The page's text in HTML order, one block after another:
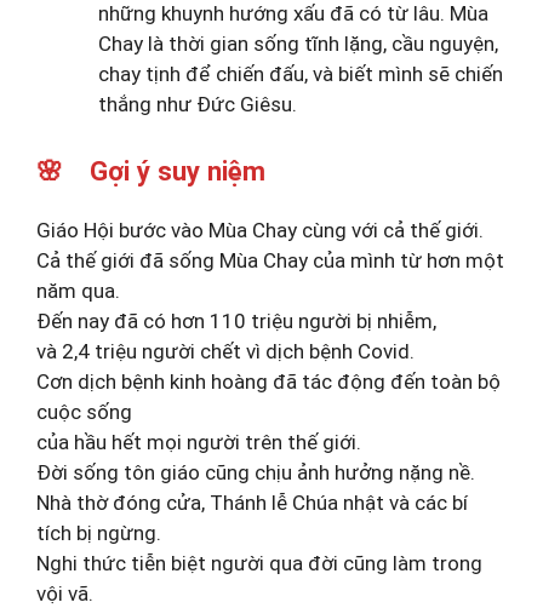
những khuynh hướng xấu đã có từ lâu. Mùa
Chay là thời gian sống tĩnh lặng, cầu nguyện,
chay tịnh để chiến đấu, và biết mình sẽ chiến
thắng như Đức Giêsu.
🌸 Gợi ý suy niệm
Giáo Hội bước vào Mùa Chay cùng với cả thế giới.
Cả thế giới đã sống Mùa Chay của mình từ hơn một
năm qua.
Đến nay đã có hơn 110 triệu người bị nhiễm,
và 2,4 triệu người chết vì dịch bệnh Covid.
Cơn dịch bệnh kinh hoàng đã tác động đến toàn bộ
cuộc sống
của hầu hết mọi người trên thế giới.
Đời sống tôn giáo cũng chịu ảnh hưởng nặng nề.
Nhà thờ đóng cửa, Thánh lễ Chúa nhật và các bí
tích bị ngừng.
Nghi thức tiễn biệt người qua đời cũng làm trong
vội vã.